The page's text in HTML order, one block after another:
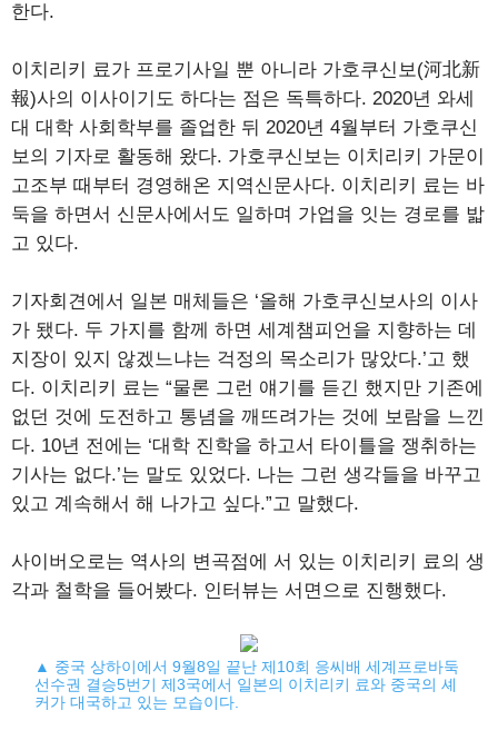
한다.
이치리키 료가 프로기사일 뿐 아니라 가호쿠신보(河北新
報)사의 이사이기도 하다는 점은 독특하다. 2020년 와세
대 대학 사회학부를 졸업한 뒤 2020년 4월부터 가호쿠신
보의 기자로 활동해 왔다. 가호쿠신보는 이치리키 가문이
고조부 때부터 경영해온 지역신문사다. 이치리키 료는 바
둑을 하면서 신문사에서도 일하며 가업을 잇는 경로를 밟
고 있다.
기자회견에서 일본 매체들은 ‘올해 가호쿠신보사의 이사
가 됐다. 두 가지를 함께 하면 세계챔피언을 지향하는 데
지장이 있지 않겠느냐는 걱정의 목소리가 많았다.’고 했
다. 이치리키 료는 “물론 그런 얘기를 듣긴 했지만 기존에
없던 것에 도전하고 통념을 깨뜨려가는 것에 보람을 느낀
다. 10년 전에는 ‘대학 진학을 하고서 타이틀을 쟁취하는
기사는 없다.’는 말도 있었다. 나는 그런 생각들을 바꾸고
있고 계속해서 해 나가고 싶다.”고 말했다.
사이버오로는 역사의 변곡점에 서 있는 이치리키 료의 생
각과 철학을 들어봤다. 인터뷰는 서면으로 진행했다.
▲ 중국 상하이에서 9월8일 끝난 제10회 응씨배 세계프로바둑
선수권 결승5번기 제3국에서 일본의 이치리키 료와 중국의 셰
커가 대국하고 있는 모습이다.